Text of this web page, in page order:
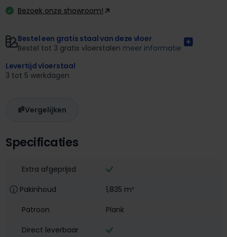
Specificaties
Extra afgeprijsd
Pakinhoud
1,835 m²
Patroon
Plank
Direct leverbaar
Bezoek onze showroom!
Bestel een gratis staal van deze vloer
Bestel tot 3 gratis vloerstalen meer informatie
Levertijd vloerstaal
3 tot 5 werkdagen
Vergelijken